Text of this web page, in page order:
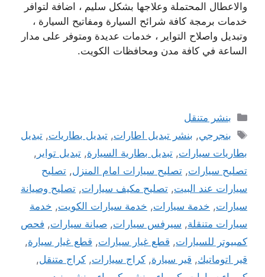
والاعطال المحتملة وعلاجها بشكل سليم ، اضافة لتوافر
خدمات برمجة كافة شرائح السيارة ومفاتيح السيارة ،
وتبديل واصلاح التواير ، خدمات عديدة ومتوفر على مدار
الساعة في كافة مدن ومحافظات الكويت.
التصنيفات
بنشر متنقل
الوسوم
بنجرجي, بنشر تبديل اطارات,تبديل بطاريات,تبديل
بطاريات سيارات, تبديل بطارية السيارة, تبديل تواير ,
تصليح سيارات, تصليح سيارات امام المنزل, تصليح
سيارات عند البيت, تصليح مكيف سيارات, تصليح وصيانة
سيارات, خدمة سيارات, خدمة سيارات الكويت, خدمة
سيارات متنقلة, سيرفس سيارات, صيانة سيارات, فحص
كمبيوتر للسيارات, قطع غيار سيارات, قطع غيار سيارة,
قير اتوماتيك, قير سيارة, كراج سيارات, كراج متنقل,